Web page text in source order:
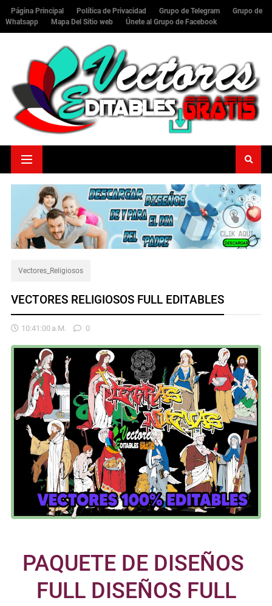
Página Principal Política de Privacidad Grupo de Telegram
Grupo de
Whatsapp
Mapa Del Sitio web Únete al Grupo de Facebook
Vectores_Religiosos
VECTORES RELIGIOSOS FULL EDITABLES
10:41:00 A.m. 0
PAQUETE DE DISEÑOS
FULL DISEÑOS FULL